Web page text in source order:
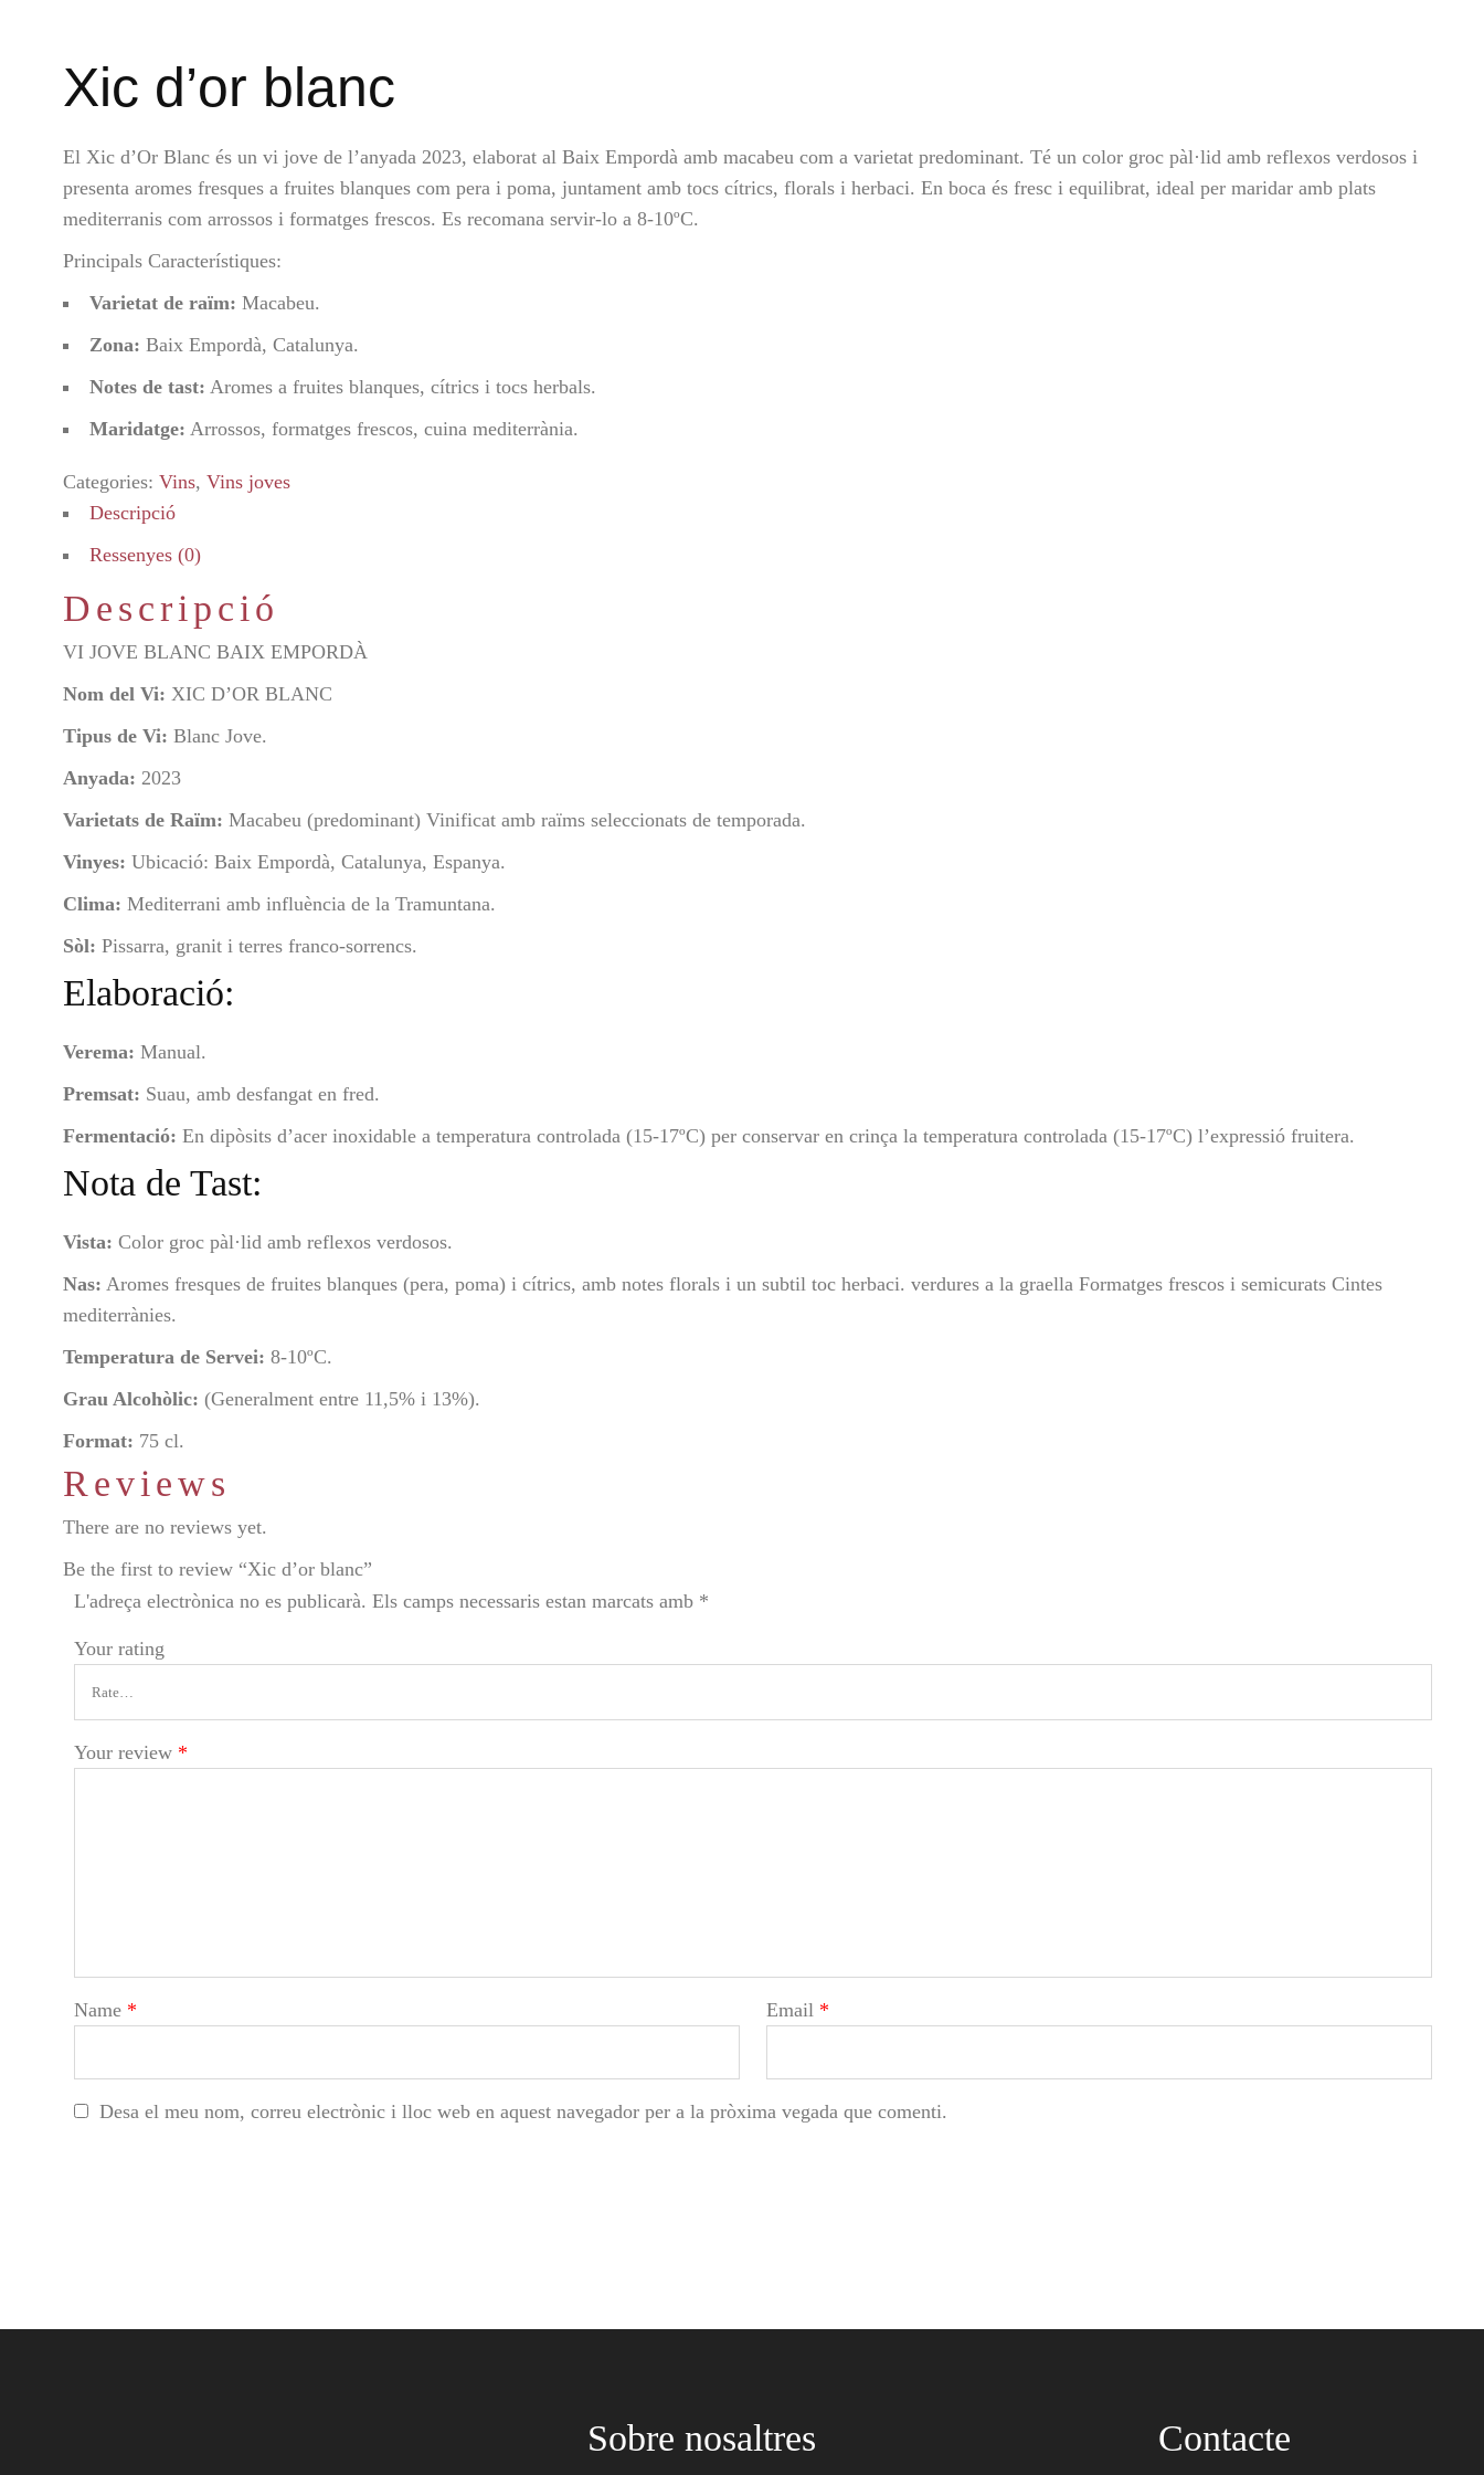
Xic d’or blanc
El Xic d’Or Blanc és un vi jove de l’anyada 2023, elaborat al Baix Empordà amb macabeu com a varietat predominant. Té un color groc pàl·lid amb reflexos verdosos i
presenta aromes fresques a fruites blanques com pera i poma, juntament amb tocs cítrics, florals i herbaci. En boca és fresc i equilibrat, ideal per maridar amb plats
mediterranis com arrossos i formatges frescos. Es recomana servir-lo a 8-10ºC.
Principals Característiques:
Varietat de raïm: Macabeu.
Zona: Baix Empordà, Catalunya.
Notes de tast: Aromes a fruites blanques, cítrics i tocs herbals.
Maridatge: Arrossos, formatges frescos, cuina mediterrània.
Categories: Vins, Vins joves
Descripció
Ressenyes (0)
Descripció
VI JOVE BLANC BAIX EMPORDÀ
Nom del Vi: XIC D’OR BLANC
Tipus de Vi: Blanc Jove.
Anyada: 2023
Varietats de Raïm: Macabeu (predominant) Vinificat amb raïms seleccionats de temporada.
Vinyes: Ubicació: Baix Empordà, Catalunya, Espanya.
Clima: Mediterrani amb influència de la Tramuntana.
Sòl: Pissarra, granit i terres franco-sorrencs.
Elaboració:
Verema: Manual.
Premsat: Suau, amb desfangat en fred.
Fermentació: En dipòsits d’acer inoxidable a temperatura controlada (15-17ºC) per conservar en crinça la temperatura controlada (15-17ºC) l’expressió fruitera.
Nota de Tast:
Vista: Color groc pàl·lid amb reflexos verdosos.
Nas: Aromes fresques de fruites blanques (pera, poma) i cítrics, amb notes florals i un subtil toc herbaci. verdures a la graella Formatges frescos i semicurats Cintes
mediterrànies.
Temperatura de Servei: 8-10ºC.
Grau Alcohòlic: (Generalment entre 11,5% i 13%).
Format: 75 cl.
Reviews
There are no reviews yet.
Be the first to review “Xic d’or blanc”
L'adreça electrònica no es publicarà. Els camps necessaris estan marcats amb *
Your rating
Your review *
Name * Email *
Desa el meu nom, correu electrònic i lloc web en aquest navegador per a la pròxima vegada que comenti.
Sobre nosaltres Contacte